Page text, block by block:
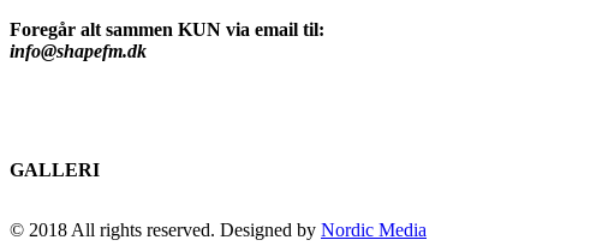
Foregår alt sammen KUN via email til:
info@shapefm.dk
GALLERI
© 2018 All rights reserved. Designed by Nordic Media